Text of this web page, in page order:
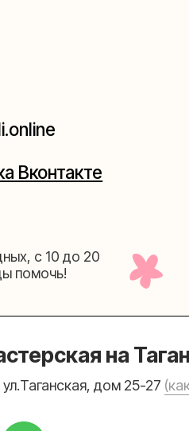
на Таганке
(980) 156-03-13